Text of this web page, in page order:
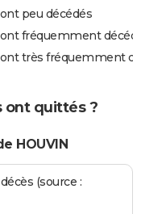
peu décédés
fréquemment
très fréquemment
ont quittés ?
HOUVIN
(source :